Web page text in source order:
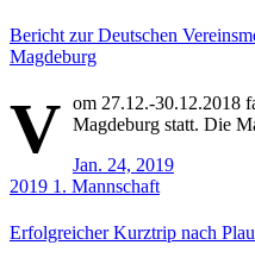
Bericht zur Deutschen
Magdeburg
V om 27.12.-30.12.2018
Magdeburg statt. Die
Jan. 24, 2019
2019 1. Mannschaft
Erfolgreicher Kurztrip nach